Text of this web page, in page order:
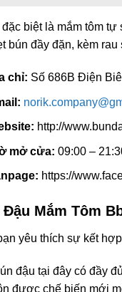
biệt là mắm tôm tự
bún đầy đặn, kèm rau
chỉ: Số 686B Điện
http://
mở cửa: 09:00 –
https://
Đậu Mắm Tôm
yêu thích sự kết
đậu tại đây có đầy
được chế biến mới